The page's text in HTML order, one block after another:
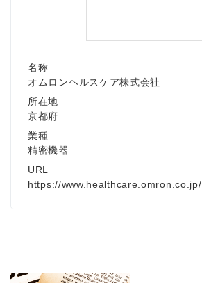
名称
オムロンヘルスケア株式会社
所在地
京都府
業種
精密機器
URL
https://www.healthcare.omron.co.jp/